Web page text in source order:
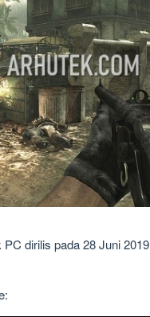
dirilis pada 28 Juni 2019